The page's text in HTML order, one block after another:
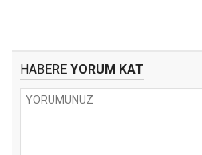
HABERE YORUM KAT